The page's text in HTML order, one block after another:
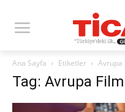
Ana Sayfa Etiketler Avrupa
Tag: Avrupa